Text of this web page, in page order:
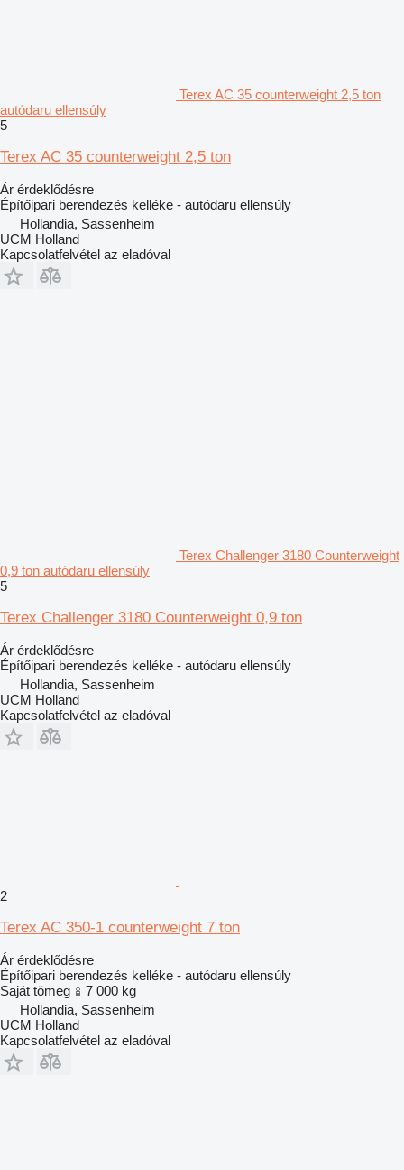
Terex AC 35 counterweight 2,5 ton
autódaru ellensúly
5
Terex AC 35 counterweight 2,5 ton
Ár érdeklődésre
Építőipari berendezés kelléke - autódaru ellensúly
Hollandia, Sassenheim
UCM Holland
Kapcsolatfelvétel az eladóval
Terex Challenger 3180 Counterweight
0,9 ton autódaru ellensúly
5
Terex Challenger 3180 Counterweight 0,9 ton
Ár érdeklődésre
Építőipari berendezés kelléke - autódaru ellensúly
Hollandia, Sassenheim
UCM Holland
Kapcsolatfelvétel az eladóval
2
Terex AC 350-1 counterweight 7 ton
Ár érdeklődésre
Építőipari berendezés kelléke - autódaru ellensúly
Saját tömeg
7 000 kg
Hollandia, Sassenheim
UCM Holland
Kapcsolatfelvétel az eladóval